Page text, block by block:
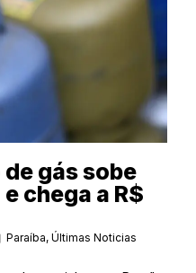
gás sobe
chega a R$
Paraíba,Últimas Noticias